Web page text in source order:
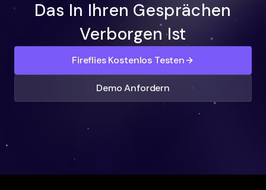
Das In Ihren Gesprächen
Verborgen Ist
Fireflies Kostenlos Testen
Demo Anfordern